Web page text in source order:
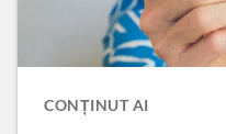
CONȚINUT AI